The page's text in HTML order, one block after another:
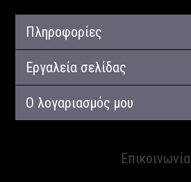
Πληροφορίες
Εργαλεία σελίδας
Ο λογαριασμός μου
Επικοινωνία